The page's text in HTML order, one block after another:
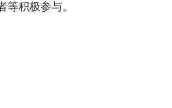
等积极参与。